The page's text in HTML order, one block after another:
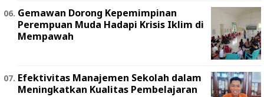
Gemawan Dorong Kepemimpinan
Perempuan Muda Hadapi Krisis Iklim di
Mempawah
Efektivitas Manajemen Sekolah dalam
Meningkatkan Kualitas Pembelajaran